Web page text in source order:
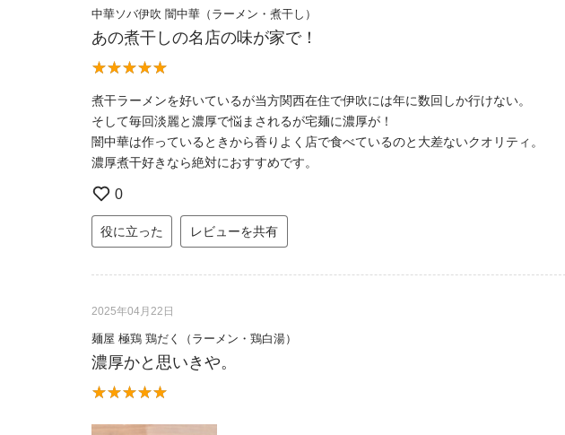
中華ソバ伊吹 闇中華（ラーメン・煮干し）
あの煮干しの名店の味が家で！
煮干ラーメンを好いているが当方関西在住で伊吹には年に数回しか行けない。
そして毎回淡麗と濃厚で悩まされるが宅麺に濃厚が！
闇中華は作っているときから香りよく店で食べているのと大差ないクオリティ。
濃厚煮干好きなら絶対におすすめです。
0
役に立った レビューを共有
2025年04月22日
麺屋 極鶏 鶏だく（ラーメン・鶏白湯）
濃厚かと思いきや。